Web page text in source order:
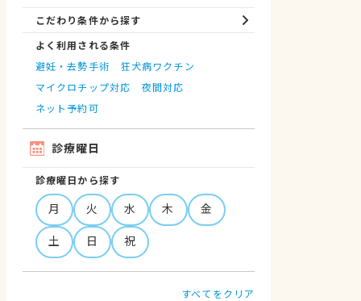
こだわり条件から探す
よく利用される条件
避妊・去勢手術
狂犬病ワクチン
マイクロチップ対応
夜間対応
ネット予約可
診療曜日
診療曜日から探す
月 火 水 木
金
土
日 祝
すべてをクリア